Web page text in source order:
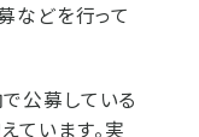
などを行って
公募している
ています。実